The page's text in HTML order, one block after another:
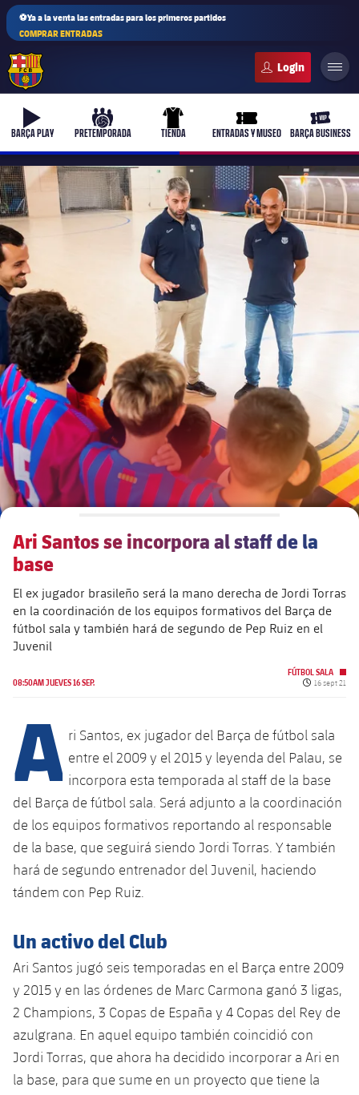
⚽Ya a la venta las entradas para los primeros partidos
COMPRAR ENTRADAS
b-play
BARÇA PLAY
culers-ball
PRETEMPORADA
uniform
TIENDA
ticket-full
ENTRADAS Y MUSEO
ticket-
BARÇA BUSINESS
plusicon
más
Junta Directiva
Estructura ejecutiva
chevron-right
label.aria.chevronright
Documents
chevron-right
label.aria.chevronright
plusicon
Barça Academy
Más que un club
La Masia
plusicon
más
Década a década
Jugadores de leyenda
plusicon
más
Instalaciones
Spotify Camp Nou
Palau Blaugrana
Estadi Johan Cruyff
Barça Cafe
Ciutat Esportiva
plusicon
más
Servicios
Servicios Médicos
plusicon
más
Acreditaciones
Ari Santos se incorpora al staff de la
base
El ex jugador brasileño será la mano derecha de Jordi Torras
en la coordinación de los equipos formativos del Barça de
fútbol sala y también hará de segundo de Pep Ruiz en el
Juvenil
08:50AM JUEVES 16 SEP.
FÚTBOL SALA
Fecha de
16 sept 21
A ri Santos, ex jugador del Barça de fútbol sala
entre el 2009 y el 2015 y leyenda del Palau, se
incorpora esta temporada al staff de la base
del Barça de fútbol sala. Será adjunto a la coordinación
de los equipos formativos reportando al responsable
de la base, que seguirá siendo Jordi Torras. Y también
hará de segundo entrenador del Juvenil, haciendo
tándem con Pep Ruiz.
Un activo del Club
Ari Santos jugó seis temporadas en el Barça entre 2009
y 2015 y en las órdenes de Marc Carmona ganó 3 ligas,
2 Champions, 3 Copas de España y 4 Copas del Rey de
azulgrana. En aquel equipo también coincidió con
Jordi Torras, que ahora ha decidido incorporar a Ari en
la base, para que sume en un proyecto que tiene la